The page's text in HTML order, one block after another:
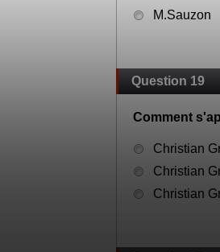
M.Sauzon
Question 19
Comment
Christian
Christian
Christian